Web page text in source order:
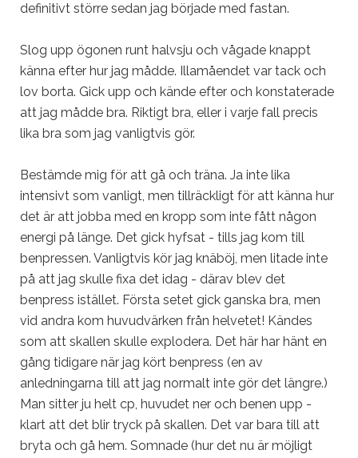
definitivt större sedan jag började med fastan.
Slog upp ögonen runt halvsju och vågade knappt
känna efter hur jag mådde. Illamåendet var tack och
lov borta. Gick upp och kände efter och konstaterade
att jag mådde bra. Riktigt bra, eller i varje fall precis
lika bra som jag vanligtvis gör.
Bestämde mig för att gå och träna. Ja inte lika
intensivt som vanligt, men tillräckligt för att känna hur
det är att jobba med en kropp som inte fått någon
energi på länge. Det gick hyfsat - tills jag kom till
benpressen. Vanligtvis kör jag knäböj, men litade inte
på att jag skulle fixa det idag - därav blev det
benpress istället. Första setet gick ganska bra, men
vid andra kom huvudvärken från helvetet! Kändes
som att skallen skulle explodera. Det här har hänt en
gång tidigare när jag kört benpress (en av
anledningarna till att jag normalt inte gör det längre.)
Man sitter ju helt cp, huvudet ner och benen upp -
klart att det blir tryck på skallen. Det var bara till att
bryta och gå hem. Somnade (hur det nu är möjligt